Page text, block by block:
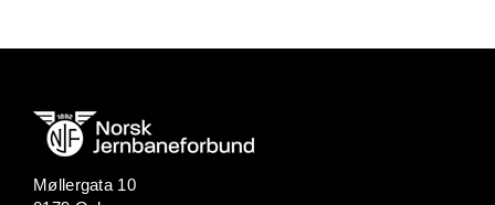
Møllergata 10